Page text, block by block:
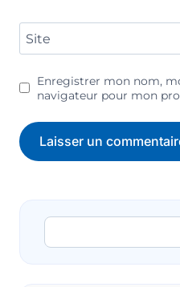
Site
Enregistrer mon nom,
navigateur pour mon
Rechercher